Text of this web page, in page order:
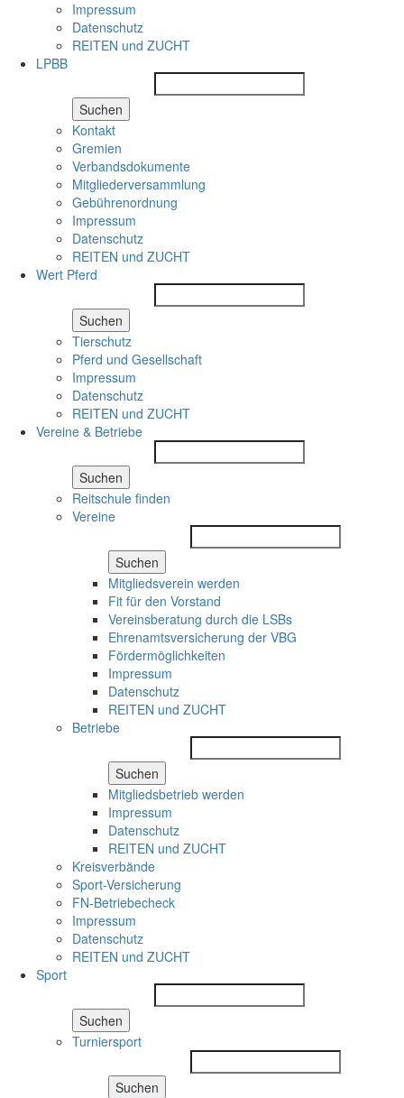
Impressum
Datenschutz
REITEN und ZUCHT
LPBB
Suchen
Kontakt
Gremien
Verbandsdokumente
Mitgliederversammlung
Gebührenordnung
Impressum
Datenschutz
REITEN und ZUCHT
Wert Pferd
Suchen
Tierschutz
Pferd und Gesellschaft
Impressum
Datenschutz
REITEN und ZUCHT
Vereine & Betriebe
Suchen
Reitschule finden
Vereine
Suchen
Mitgliedsverein werden
Fit für den Vorstand
Vereinsberatung durch die LSBs
Ehrenamtsversicherung der VBG
Fördermöglichkeiten
Impressum
Datenschutz
REITEN und ZUCHT
Betriebe
Suchen
Mitgliedsbetrieb werden
Impressum
Datenschutz
REITEN und ZUCHT
Kreisverbände
Sport-Versicherung
FN-Betriebecheck
Impressum
Datenschutz
REITEN und ZUCHT
Sport
Suchen
Turniersport
Suchen